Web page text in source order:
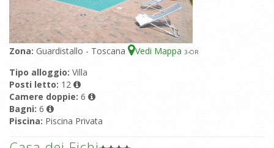
Zona: Guardistallo - Toscana Vedi Mappa 3-OR
Tipo alloggio: Villa
Posti letto: 12
Camere doppie: 6
Bagni: 6
Piscina: Piscina Privata